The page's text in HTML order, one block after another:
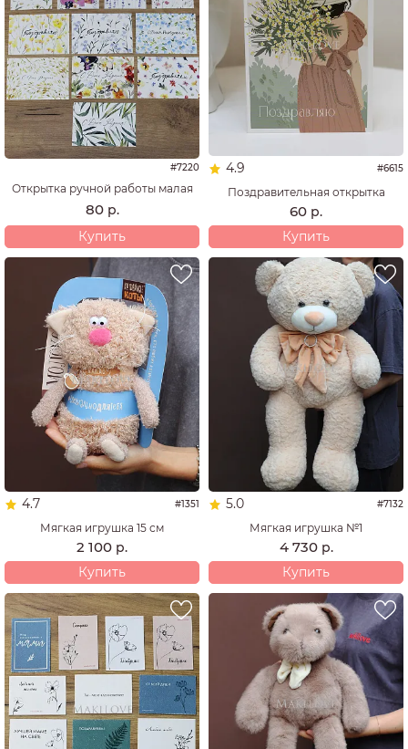
#7220
Открытка ручной работы малая
80 р.
Купить
4.9 #6615
Поздравительная открытка
60 р.
Купить
4.7 #1351
Мягкая игрушка 15 см
2 100 р.
Купить
5.0 #7132
Мягкая игрушка №1
4 730 р.
Купить